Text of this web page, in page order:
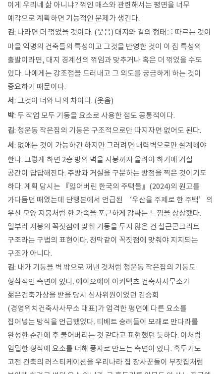
이게 우리네 삶 아니냐? 꺾인 매스와 관련해서는 평면을 너무
예각으로 계획하면 기능적인 문제가 생긴다.
김: 나라면 더 꺾었을 것이다. (웃음) 대지와 길의 형태를 따르는 것이
마을 익명의 건축들의 특성이고 그것을 반영한 것이 이 집 특성의
출발이라면, 대지 경계선의 꺾임과 맞추거나 혹은 더 꺾었을 수도
있다. 나에게는 강조점을 드러내고 그 의도를 궁금하게 하는 것이
중요하기 때문이다.
서 : 그것이 너와 나의 차이다. (웃음)
박: 두 작업 모두 기둥을 요소로 사용한 점도 공통적이다.
김: 청운동 작은집의 기둥은 구조적으로만 따지자면 없어도 된다.
서 : 없애는 것이 가능하긴 하지만 그러려면 내력벽으로만 설계해야
한다. 그렇게 하면 2층 방의 벽을 지붕까지 올려야 하기에 거실
공간이 답답해진다. 주방과 거실을 구분하는 방점을 찍은 것이기도
하다. 계획 당시는 『잃어버린 한국의 주택들』(2024)의 원고를
가다듬던 때였는데 단행본에서 언급된 ‘우산을 주제로 한 주택’의
우산 모양 지붕처럼 한 가족을 포근하게 감싸는 느낌을 상상했다.
일부러 지붕의 꼭짓점에 맞춰 기둥을 두지 않은 건 철근콘크리트
구조라는 구법의 표현이다. 천막같이 꼭짓점에 맞춰야 지지되는
구조가 아니다.
김: 내가 기둥을 벽 밖으로 꺼낸 것처럼 청운동 작은집의 기둥도
형식적인 측면이 있다. 에이오에이 아키텍츠 건축사사무소가
젊은건축가상을 받을 당시 심사위원이었던 김승회
(경영위치건축사사무소 대표)가 엄격한 평면에 다른 요소를
집어넣는 방식을 언급했었다. 티베트 승려들이 모래로 만다라를
완성한 순간에 후 불어버리는 것 같다고 표현했던 듯하다. 이처럼
엄밀한 형식에 요소를 더해 풍자로 만드는 측면이 있다. 혹두기도
고전 건축의 러스티케이션을 우리나라 집 장사꾼들이 부잣집처럼